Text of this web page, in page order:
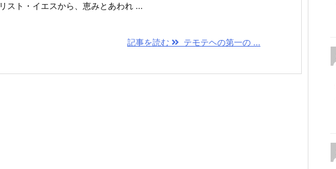
リスト・イエスから、恵みとあわれ ...
記事を読む テモテヘの第一の ...